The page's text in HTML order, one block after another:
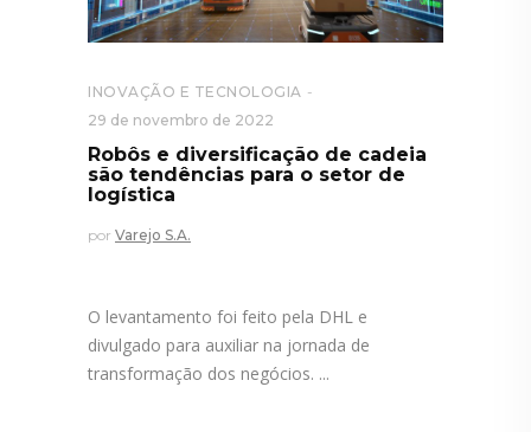
INOVAÇÃO E TECNOLOGIA
29 de novembro de 2022
Robôs e diversificação de cadeia
são tendências para o setor de
logística
por Varejo S.A.
O levantamento foi feito pela DHL e
divulgado para auxiliar na jornada de
transformação dos negócios.